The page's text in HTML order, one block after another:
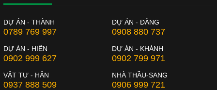
DỰ ÁN - THÀNH
0789 769 997
DỰ ÁN - ĐĂNG
0908 880 737
DỰ ÁN - HIÊN
0902 999 627
DỰ ÁN - KHÁNH
0902 799 971
VẬT TƯ - HÂN
0937 888 509
NHÀ THẦU-SANG
0906 999 721